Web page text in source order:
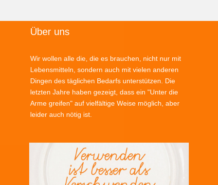
Über uns
Wir wollen alle die, die es brauchen, nicht nur mit
Lebensmitteln, sondern auch mit vielen anderen
Dingen des täglichen Bedarfs unterstützen. Die
letzten Jahre haben gezeigt, dass ein "Unter die
Arme greifen" auf vielfältige Weise möglich, aber
leider auch nötig ist.